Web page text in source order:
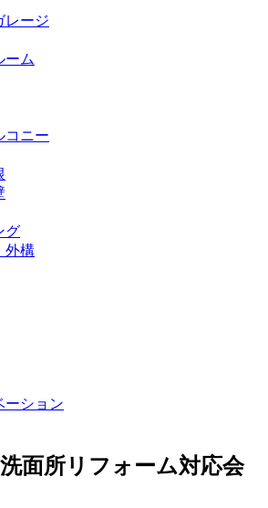
レージ
ーム
コニー
グ
外構
ーション
洗面所リフォーム対応会